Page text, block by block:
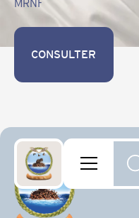
CONSULTER
CONSULTER